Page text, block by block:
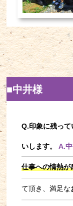
■中井様
Q.印象に残っ
いします。A.
仕事への情熱が
て頂き、満足な